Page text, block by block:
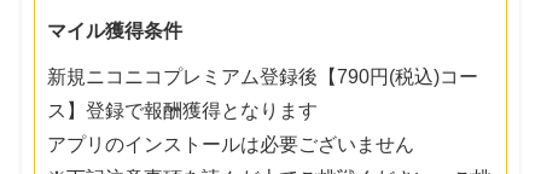
マイル獲得条件
新規ニコニコプレミアム登録後【790円(税込)コー
ス】登録で報酬獲得となります
アプリのインストールは必要ございません